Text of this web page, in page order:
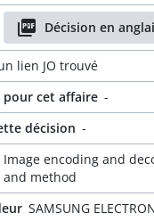
Décision en
lien JO trouvé
pour cet affaire -
décision -
Image encoding and
and method
SAMSUNG